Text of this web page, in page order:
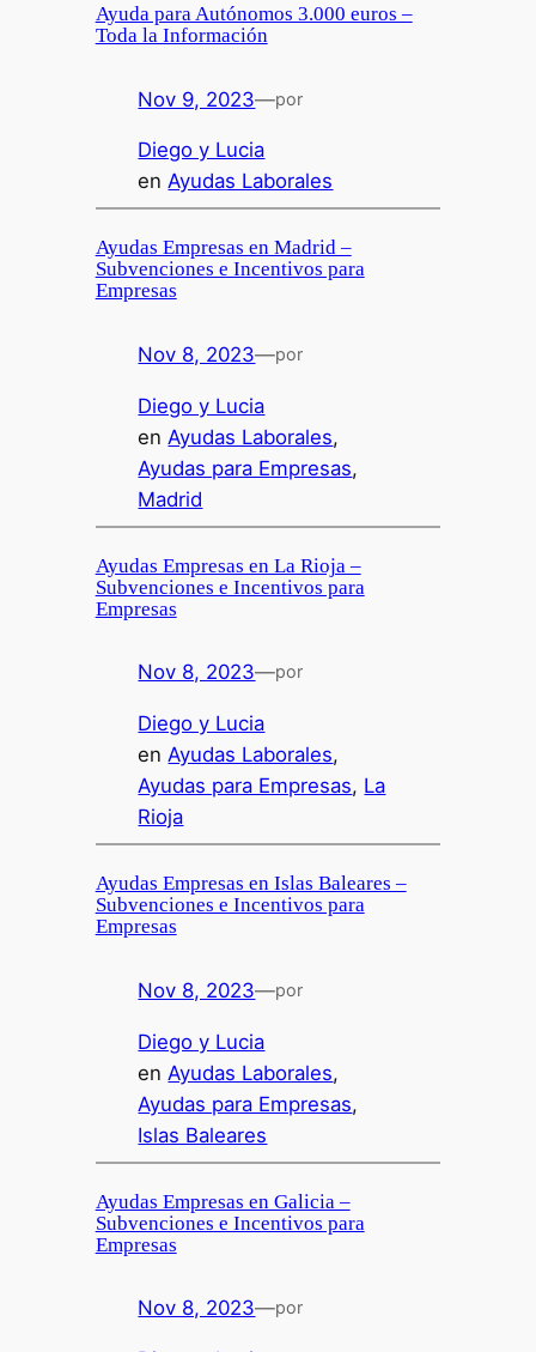
Ayuda para Autónomos 3.000 euros –
Toda la Información
Nov 9, 2023—por
Diego y Lucia
enAyudas Laborales
Ayudas Empresas en Madrid –
Subvenciones e Incentivos para
Empresas
Nov 8, 2023—por
Diego y Lucia
en Ayudas Laborales
Ayudas para Empresas
Madrid
Ayudas Empresas en La Rioja –
Subvenciones e Incentivos para
Empresas
Nov 8, 2023—por
Diego y Lucia
enAyudas Laborales
Ayudas para Empresas, La
Rioja
Ayudas Empresas en Islas Baleares –
Subvenciones e Incentivos para
Empresas
Nov 8, 2023—por
Diego y Lucia
en Ayudas Laborales
Ayudas para Empresas
Islas Baleares
Ayudas Empresas en Galicia –
Subvenciones e Incentivos para
Empresas
Nov 8, 2023—por